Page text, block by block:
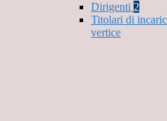
Dirigenti 2
Titolari di
vertice